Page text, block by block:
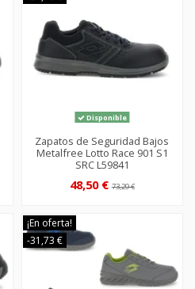
Disponible
Zapatos de Seguridad Bajos
Metalfree Lotto Race 901 S1
SRC L59841
48,50 €73,29 €
¡En oferta!
-31,73 €